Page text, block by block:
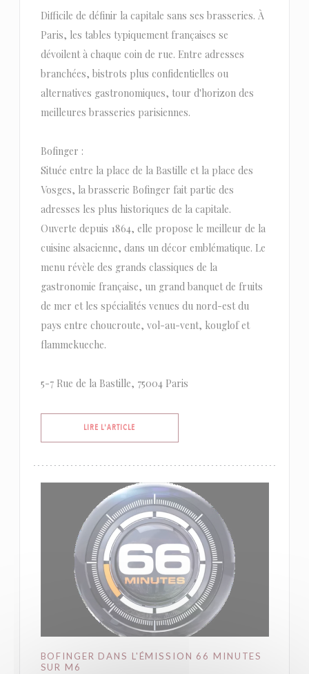
Difficile de définir la capitale sans ses brasseries. À
Paris, les tables typiquement françaises se
dévoilent à chaque coin de rue. Entre adresses
branchées, bistrots plus confidentielles ou
alternatives gastronomiques, tour d'horizon des
meilleures brasseries parisiennes.
Bofinger :
Située entre la place de la Bastille et la place des
Vosges, la brasserie Bofinger fait partie des
adresses les plus historiques de la capitale.
Ouverte depuis 1864, elle propose le meilleur de la
cuisine alsacienne, dans un décor emblématique. Le
menu révèle des grands classiques de la
gastronomie française, un grand banquet de fruits
de mer et les spécialités venues du nord-est du
pays entre choucroute, vol-au-vent, kouglof et
flammekueche.
5-7 Rue de la Bastille, 75004 Paris
LIRE L'ARTICLE
BOFINGER DANS L'ÉMISSION 66 MINUTES
SUR M6